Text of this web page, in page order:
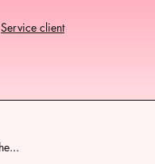
Service client